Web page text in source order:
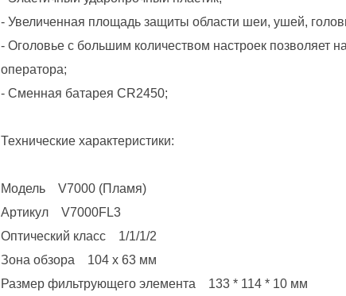
- Увеличенная площадь защиты области шеи, ушей,
- Оголовье с большим количеством настроек позволяет
оператора;
- Сменная батарея CR2450;
Технические характеристики:
Модель V7000 (Пламя)
Артикул V7000FL3
Оптический класс 1/1/1/2
Зона обзора 104 х 63 мм
Размер фильтрующего элемента 133 * 114 * 10 мм